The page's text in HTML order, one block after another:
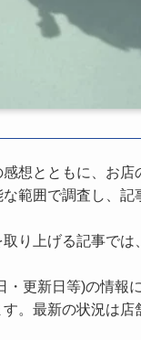
想とともに、お
範囲で調査し、記
り上げる記事で
・更新日等)の情報
。最新の状況は